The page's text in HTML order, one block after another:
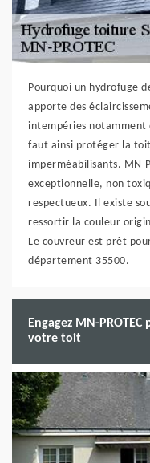
Pourquoi un hydrofuge
apporte des
intempéries
faut ainsi protéger la
imperméabilisants. MN-
exceptionnelle, non
respectueux. Il existe
ressortir la couleur
Le couvreur est prêt
département 35500.
Engagez MN-
votre toit